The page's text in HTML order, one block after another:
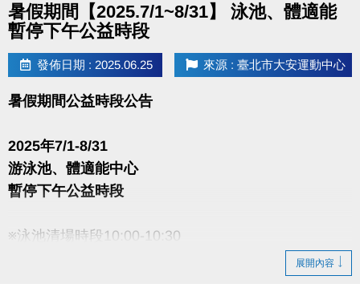
暑假期間【2025.7/1~8/31】 泳池、體適能
暫停下午公益時段
發佈日期 : 2025.06.25 來源 : 臺北市大安運動中心
暑假期間公益時段公告
2025年7/1-8/31
游泳池、體適能中心
暫停下午公益時段
※泳池清場時段10:00-10:30
展開內容